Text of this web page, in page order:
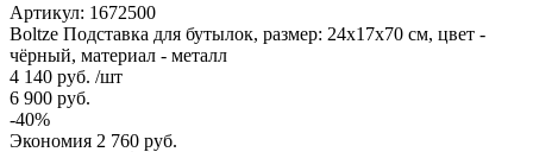
Артикул: 1672500
Boltze Подставка для бутылок, размер: 24х17х70 см, цвет -
чёрный, материал - металл
4 140 руб. /шт
6 900 руб.
-40%
Экономия 2 760 руб.